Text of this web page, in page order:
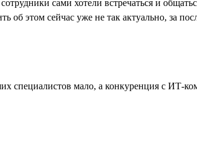
сами хотели встречаться и
об этом сейчас уже не так актуально, за
специалистов мало, а конкуренция с ИТ-